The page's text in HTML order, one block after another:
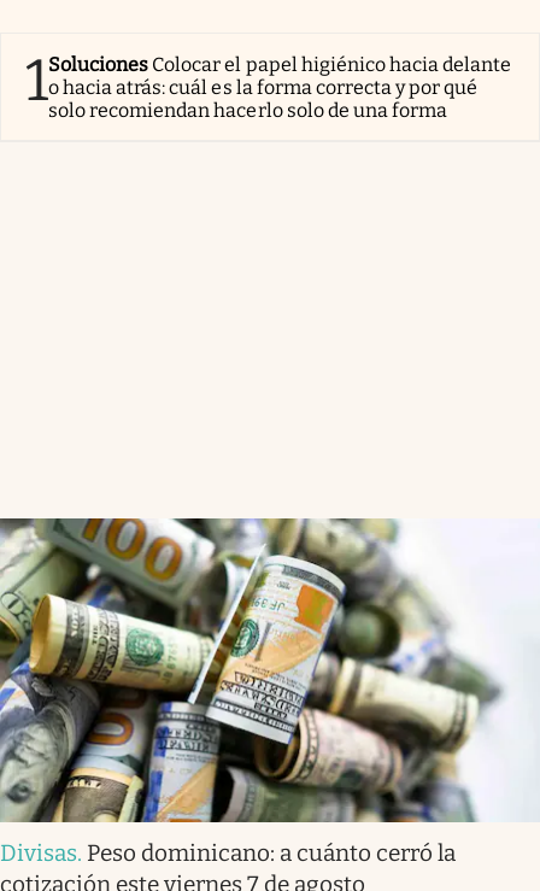
1Soluciones Colocar el papel higiénico hacia delante
o hacia atrás: cuál es la forma correcta y por qué
solo recomiendan hacerlo solo de una forma
Divisas. Peso dominicano: a cuánto cerró la
cotización este viernes 7 de agosto